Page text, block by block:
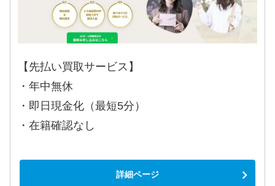
【先払い買取サービス】
・年中無休
・即日現金化（最短5分）
・在籍確認なし
詳細ページ